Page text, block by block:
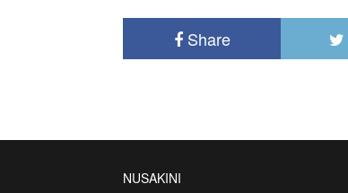
Share
NUSAKINI